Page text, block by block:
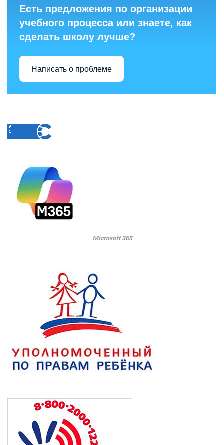
Есть предложения по организации
учебного процесса или знаете, как
сделать школу лучше?
Написать о проблеме
Microsoft 365